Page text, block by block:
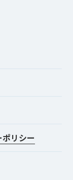
リシー